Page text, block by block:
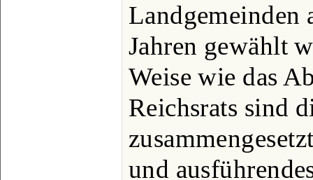
Landgemeinden
Jahren gewählt
Weise wie das
Reichsrats sind
und